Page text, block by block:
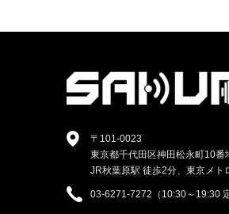
〒101-0023
東京都千代田区神田松永町10番
JR秋葉原駅 徒歩2分、東京メト
03-6271-7272（10:30～19:30